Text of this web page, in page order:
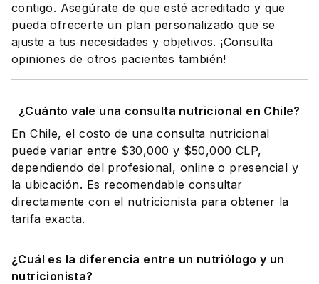
contigo. Asegúrate de que esté acreditado y que
pueda ofrecerte un plan personalizado que se
ajuste a tus necesidades y objetivos. ¡Consulta
opiniones de otros pacientes también!
¿Cuánto vale una consulta nutricional en Chile?
En Chile, el costo de una consulta nutricional
puede variar entre $30,000 y $50,000 CLP,
dependiendo del profesional, online o presencial y
la ubicación. Es recomendable consultar
directamente con el nutricionista para obtener la
tarifa exacta.
¿Cuál es la diferencia entre un nutriólogo y un
nutricionista?